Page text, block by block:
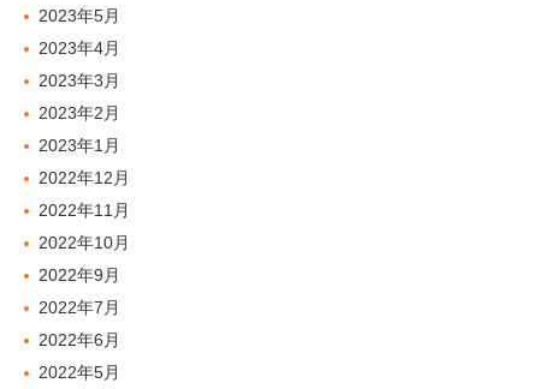
2023年5月
2023年4月
2023年3月
2023年2月
2023年1月
2022年12月
2022年11月
2022年10月
2022年9月
2022年7月
2022年6月
2022年5月